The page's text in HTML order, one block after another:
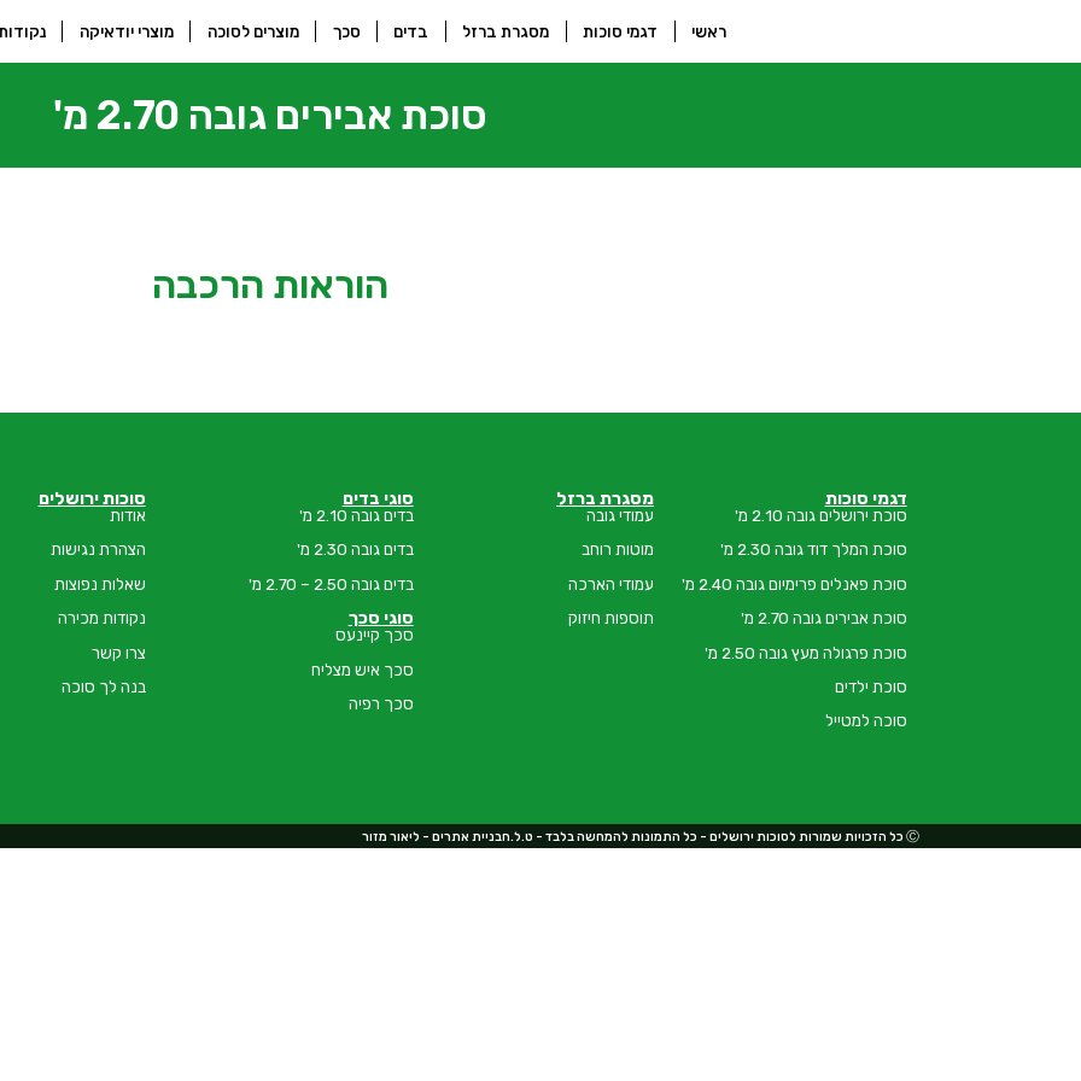
ראשי דגמי סוכות מסגרת ברזל בדים סכך מוצרים לסוכה מוצרי יודאיקה
סוכת אבירים גובה 2.70 מ'
הוראות הרכבה
דגמי סוכות
סוכת ירושלים גובה 2.10 מ'
סוכת המלך דוד גובה 2.30 מ'
סוכת פאנלים פרימיום גובה 2.40 מ'
סוכת אבירים גובה 2.70 מ'
סוכת פרגולה מעץ גובה 2.50 מ'
סוכת ילדים
סוכה למטייל
מסגרת ברזל
עמודי גובה
מוטות רוחב
עמודי הארכה
תוספות חיזוק
סוגי בדים
בדים גובה 2.10 מ'
בדים גובה 2.30 מ'
בדים גובה 2.50 – 2.70 מ'
סוגי סכך
סכך קיינעס
סכך איש מצליח
סכך רפיה
סוכות ירושלים
אודות
הצהרת נגישות
שאלות נפוצות
נקודות מכירה
צרו קשר
בנה לך סוכה
Ⓒ כל הזכויות שמורות לסוכות ירושלים - כל התמונות להמחשה בלבד - ט.ל.ח בניית אתרים - ליאור מזור